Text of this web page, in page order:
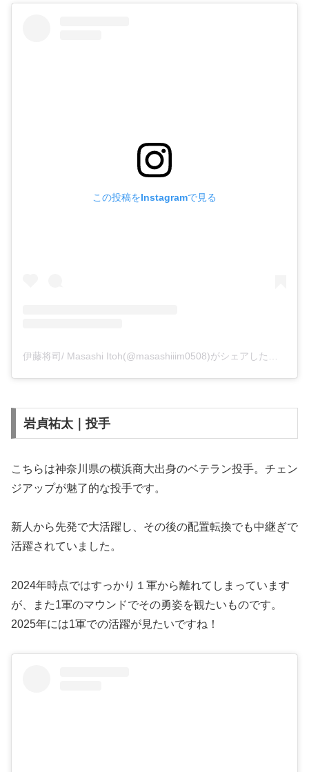
この投稿をInstagramで見る
岩貞祐太｜投手
こちらは神奈川県の横浜商大出身のベテラン投手。チェン
ジアップが魅了的な投手です。
新人から先発で大活躍し、その後の配置転換でも中継ぎで
活躍されていました。
2024年時点ではすっかり１軍から離れてしまっています
が、また1軍のマウンドでその勇姿を観たいものです。
2025年には1軍での活躍が見たいですね！